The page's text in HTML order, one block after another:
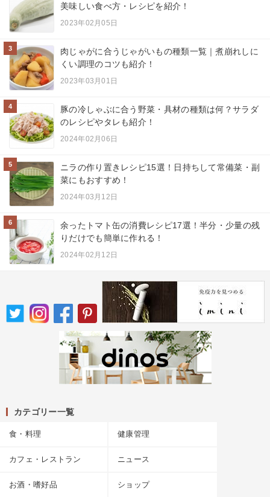
美味しい食べ方・レシピを紹介！
2023年02月05日
3
肉じゃがに合うじゃがいもの種類一覧｜煮崩れしに
くい調理のコツも紹介！
2023年03月01日
4
豚の冷しゃぶに合う野菜・具材の種類は何？サラダ
のレシピやタレも紹介！
2024年02月06日
5
ニラの作り置きレシピ15選！日持ちして常備菜・副
菜にもおすすめ！
2024年03月12日
6
余ったトマト缶の消費レシピ17選！半分・少量の残
りだけでも簡単に作れる！
2024年02月12日
カテゴリー一覧
食・料理 健康管理
カフェ・レストラン ニュース
お酒・嗜好品 ショップ